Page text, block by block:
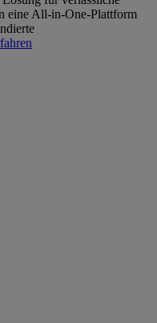
eine All-in-One-Plattform